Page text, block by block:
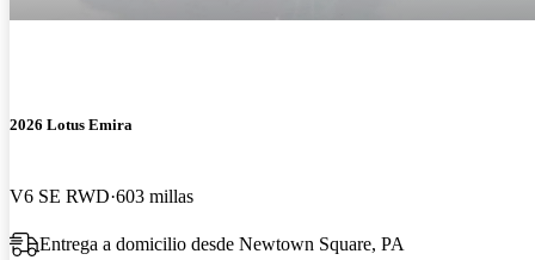
2026 Lotus Emira
V6 SE RWD 603 millas
Entrega a domicilio desde Newtown Square, PA